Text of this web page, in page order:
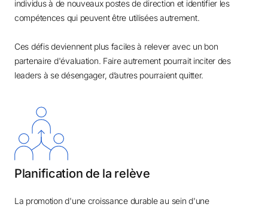
individus à de nouveaux postes de direction et identifier les
compétences qui peuvent être utilisées autrement.
Ces défis deviennent plus faciles à relever avec un bon
partenaire d'évaluation. Faire autrement pourrait inciter des
leaders à se désengager, d’autres pourraient quitter.
Planification de la relève
La promotion d'une croissance durable au sein d'une